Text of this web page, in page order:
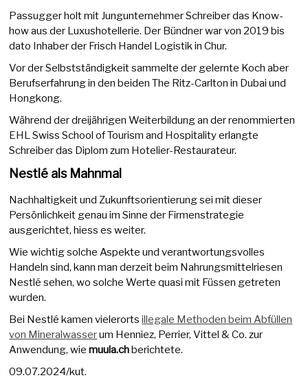
Passugger holt mit Jungunternehmer Schreiber das Know-
how aus der Luxushotellerie. Der Bündner war von 2019 bis
dato Inhaber der Frisch Handel Logistik in Chur.
Vor der Selbstständigkeit sammelte der gelernte Koch aber
Berufserfahrung in den beiden The Ritz-Carlton in Dubai und
Hongkong.
Während der dreijährigen Weiterbildung an der renommierten
EHL Swiss School of Tourism and Hospitality erlangte
Schreiber das Diplom zum Hotelier-Restaurateur.
Nestlé als Mahnmal
Nachhaltigkeit und Zukunftsorientierung sei mit dieser
Persönlichkeit genau im Sinne der Firmenstrategie
ausgerichtet, hiess es weiter.
Wie wichtig solche Aspekte und verantwortungsvolles
Handeln sind, kann man derzeit beim Nahrungsmittelriesen
Nestlé sehen, wo solche Werte quasi mit Füssen getreten
wurden.
Bei Nestlé kamen vielerortsillegale Methoden beim Abfüllen
von Mineralwasserum Henniez, Perrier, Vittel & Co. zur
Anwendung, wiemuula.chberichtete.
09.07.2024/kut.